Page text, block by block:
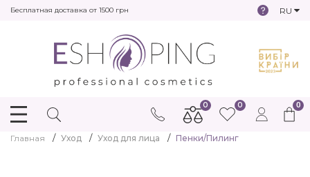
Бесплатная доставка от 1500 грн RU
0
0 0
Главная Уход Уход для лица Пенки/Пилинг